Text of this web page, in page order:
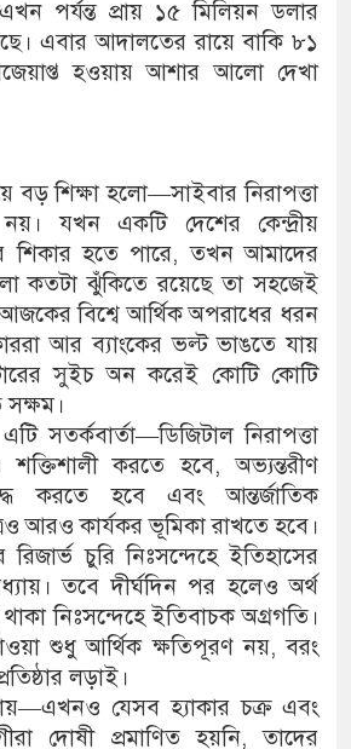
পর্যন্ত প্রায় ১৫ মিলিয়ন ডলার
এবার আদালতের রায়ে বাকি ৮১
হওয়ায় আশার আলো দেখা
বড় শিক্ষা হলো—সাইবার নিরাপত্তা
যখন একটি দেশের কেন্দ্রীয়
শিকার হতে পারে, তখন আমাদের
কতটা ঝুঁকিতে রয়েছে তা সহজেই
বিশ্বে আর্থিক অপরাধের ধরন
আর ব্যাংকের ভল্ট ভাঙতে যায়
সুইচ অন করেই কোটি কোটি
সতর্কবার্তা—ডিজিটাল নিরাপত্তা
করতে হবে, অভ্যন্তরীণ
করতে হবে এবং আন্তর্জাতিক
আরও কার্যকর ভূমিকা রাখতে হবে।
রিজার্ভ চুরি নিঃসন্দেহে ইতিহাসের
তবে দীর্ঘদিন পর হলেও অর্থ
নিঃসন্দেহে ইতিবাচক অগ্রগতি।
শুধু আর্থিক ক্ষতিপূরণ নয়, বরং
লড়াই।
যেসব হ্যাকার চক্র এবং
দোষী প্রমাণিত হয়নি, তাদের